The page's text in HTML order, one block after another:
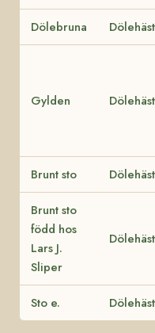
Dölebruna Dölehäst
Gylden Dölehäst
Brunt sto Dölehäst
Brunt sto
född hos
Lars J.
Sliper
Dölehäst
Sto e. Dölehäst